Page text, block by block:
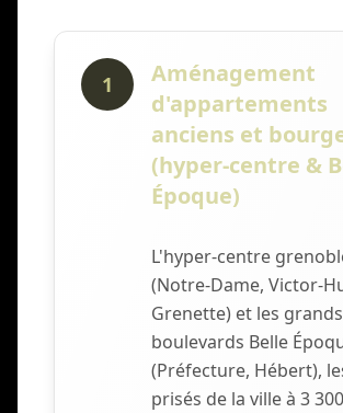
1
Aménagement
d'appartements
anciens et
(hyper-centre &
Époque)
L'hyper-centre
(Notre-Dame, Victor-
Grenette) et les grands
boulevards Belle
(Préfecture, Hébert),
prisés de la ville à 3